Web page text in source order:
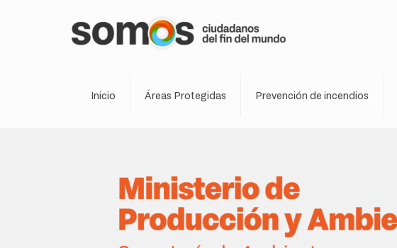
Inicio Áreas Protegidas Prevención de incendios